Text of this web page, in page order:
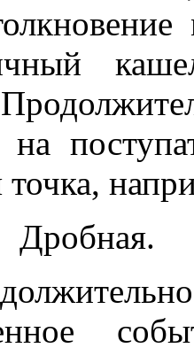
на
точка,